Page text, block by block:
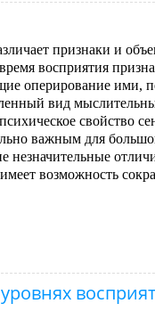
признаки и
восприятия
оперирование ими,
вид
важным для
возможность